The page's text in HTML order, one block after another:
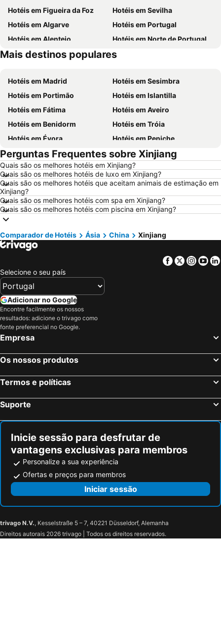
Hotéis em Figueira da Foz
Hotéis em Sevilha
Hotéis em Algarve
Hotéis em Portugal
Hotéis em Alentejo
Hotéis em Norte de Portugal
Hotéis em Espanha
Hotéis em Centro de Portugal
Mais destinos populares
Hotéis em Madrid
Hotéis em Sesimbra
Hotéis em Portimão
Hotéis em Islantilla
Hotéis em Fátima
Hotéis em Aveiro
Hotéis em Benidorm
Hotéis em Tróia
Hotéis em Évora
Hotéis em Peniche
Hotéis em Porto Santo
Hotéis em Barcelona
Hotéis em Sangenjo
Hotéis em Nazaré
Hotéis em Vigo
Hotéis em Vila Nova de Milfontes
Hotéis em Isla Canela
Hotéis em Roma
Hotéis em Vilamoura
Hotéis em Madeira
Hotéis em Minorca
Hotéis em Galiza
Hotéis em Andaluzia
Hotéis em Douro
Hotéis em Ilha do Sal
Hotéis em Ibiza
Hotéis em Serra da Estrela
Hotéis em Costa da Luz
Hotéis em Gran Canaria
Hotéis em Costa de Almería
Perguntas Frequentes sobre Xinjiang
Quais são os melhores hotéis em Xinjiang?
Quais são os melhores hotéis de luxo em Xinjiang?
Quais são os melhores hotéis que aceitam animais de estimação em
Xinjiang?
Quais são os melhores hotéis com spa em Xinjiang?
Quais são os melhores hotéis com piscina em Xinjiang?
Comparador de Hotéis Ásia China Xinjiang
Facebook
Twitter
Selecione o seu país
Adicionar no Google
Encontre facilmente os nossos
resultados: adicione o trivago como
fonte preferencial no Google.
Empresa
Os nossos produtos
Termos e políticas
Suporte
Inicie sessão para desfrutar de
vantagens exclusivas para membros
Personalize a sua experiência
Ofertas e preços para membros
Iniciar sessão
trivago N.V., Kesselstraße 5 – 7, 40221 Düsseldorf, Alemanha
Direitos autorais 2026 trivago | Todos os direitos reservados.